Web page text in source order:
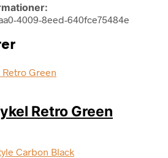
4009-8eed-640fce75484e
Retro Green